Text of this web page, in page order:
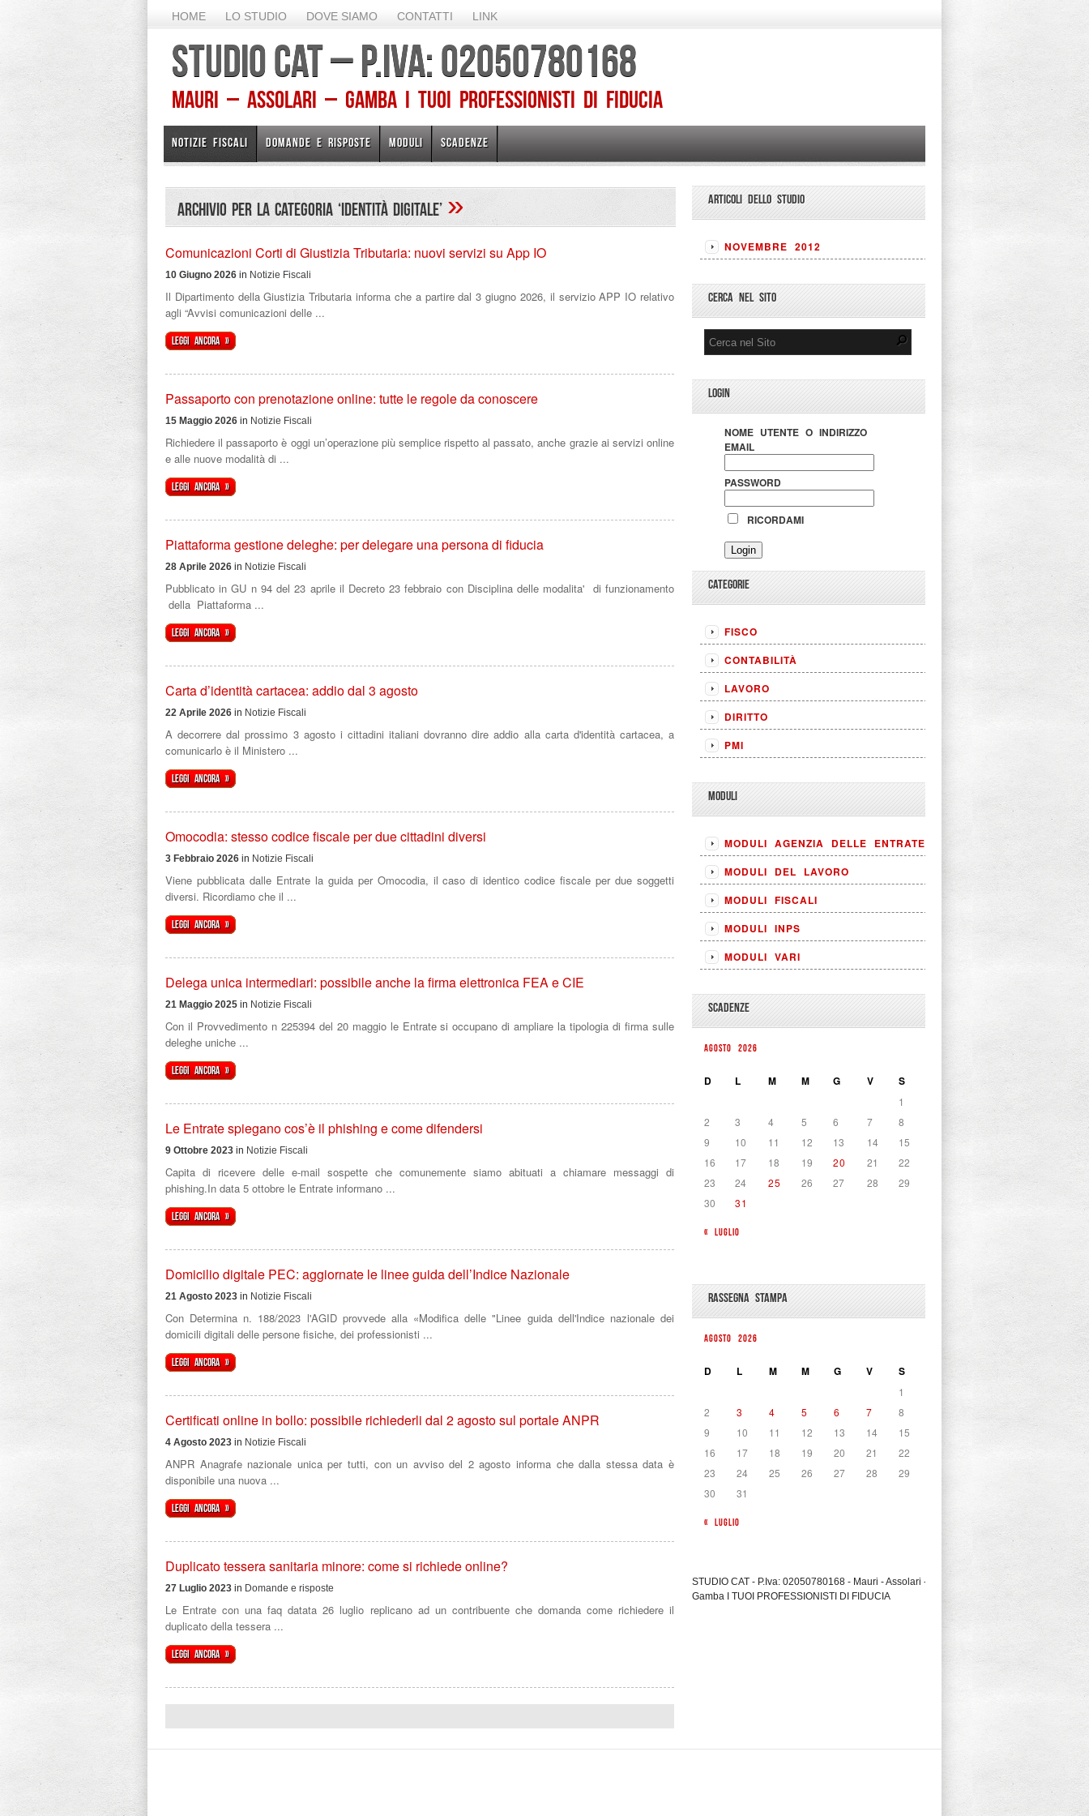
HOME LO STUDIO DOVE SIAMO CONTATTI LINK
STUDIO CAT – P.IVA: 02050780168
Mauri – Assolari – Gamba I TUOI PROFESSIONISTI DI FIDUCIA
NOTIZIE FISCALI DOMANDE E RISPOSTE MODULI SCADENZE
Archivio per la Categoria ‘Identità digitale’ »
Comunicazioni Corti di Giustizia Tributaria: nuovi servizi su App IO
10 Giugno 2026 in Notizie Fiscali
Il Dipartimento della Giustizia Tributaria informa che a partire dal 3 giugno 2026, il servizio APP IO relativo
agli “Avvisi comunicazioni delle ...
Leggi ancora »
Passaporto con prenotazione online: tutte le regole da conoscere
15 Maggio 2026 in Notizie Fiscali
Richiedere il passaporto è oggi un’operazione più semplice rispetto al passato, anche grazie ai servizi online
e alle nuove modalità di ...
Leggi ancora »
Piattaforma gestione deleghe: per delegare una persona di fiducia
28 Aprile 2026 in Notizie Fiscali
Pubblicato in GU n 94 del 23 aprile il Decreto 23 febbraio con Disciplina delle modalita' di funzionamento
della Piattaforma ...
Leggi ancora »
Carta d’identità cartacea: addio dal 3 agosto
22 Aprile 2026 in Notizie Fiscali
A decorrere dal prossimo 3 agosto i cittadini italiani dovranno dire addio alla carta d'identità cartacea, a
comunicarlo è il Ministero ...
Leggi ancora »
Omocodia: stesso codice fiscale per due cittadini diversi
3 Febbraio 2026 in Notizie Fiscali
Viene pubblicata dalle Entrate la guida per Omocodia, il caso di identico codice fiscale per due soggetti
diversi. Ricordiamo che il ...
Leggi ancora »
Delega unica intermediari: possibile anche la firma elettronica FEA e CIE
21 Maggio 2025 in Notizie Fiscali
Con il Provvedimento n 225394 del 20 maggio le Entrate si occupano di ampliare la tipologia di firma sulle
deleghe uniche ...
Leggi ancora »
Le Entrate spiegano cos’è il phishing e come difendersi
9 Ottobre 2023 in Notizie Fiscali
Capita di ricevere delle e-mail sospette che comunemente siamo abituati a chiamare messaggi di
phishing.In data 5 ottobre le Entrate informano ...
Leggi ancora »
Domicilio digitale PEC: aggiornate le linee guida dell’Indice Nazionale
21 Agosto 2023 in Notizie Fiscali
Con Determina n. 188/2023 l'AGID provvede alla «Modifica delle "Linee guida dell'Indice nazionale dei
domicili digitali delle persone fisiche, dei professionisti ...
Leggi ancora »
Certificati online in bollo: possibile richiederli dal 2 agosto sul portale ANPR
4 Agosto 2023 in Notizie Fiscali
ANPR Anagrafe nazionale unica per tutti, con un avviso del 2 agosto informa che dalla stessa data è
disponibile una nuova ...
Leggi ancora »
Duplicato tessera sanitaria minore: come si richiede online?
27 Luglio 2023 in Domande e risposte
Le Entrate con una faq datata 26 luglio replicano ad un contribuente che domanda come richiedere il
duplicato della tessera ...
Leggi ancora »
ARTICOLI DELLO STUDIO
NOVEMBRE 2012
CERCA NEL SITO
LOGIN
NOME UTENTE O INDIRIZZO
EMAIL
PASSWORD
RICORDAMI
CATEGORIE
FISCO
CONTABILITÀ
LAVORO
DIRITTO
PMI
MODULI
MODULI AGENZIA DELLE ENTRATE
MODULI DEL LAVORO
MODULI FISCALI
MODULI INPS
MODULI VARI
SCADENZE
AGOSTO 2026
D L M M G V S
« LUGLIO
1
2
3 4 5 6 7
8
9
10 11 12 13 14
15
16
17 18 19 20 21
22
23
24 25 26 27 28
29
30
31
RASSEGNA STAMPA
AGOSTO 2026
D L M M G V S
« LUGLIO
1
2
3 4 5 6 7
8
9
10 11 12 13 14
15
16
17 18 19 20 21
22
23
24 25 26 27 28
29
30
31
STUDIO CAT - P.Iva: 02050780168 - Mauri - Assolari -
Gamba I TUOI PROFESSIONISTI DI FIDUCIA